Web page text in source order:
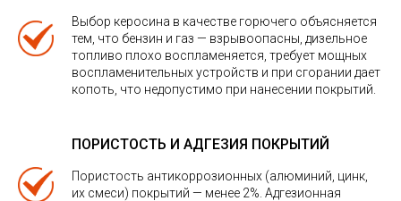
Выбор керосина в качестве горючего объясняется
тем, что бензин и газ — взрывоопасны, дизельное
топливо плохо воспламеняется, требует мощных
воспламенительных устройств и при сгорании дает
копоть, что недопустимо при нанесении покрытий.
ПОРИСТОСТЬ И АДГЕЗИЯ ПОКРЫТИЙ
Пористость антикоррозионных (алюминий, цинк,
их смеси) покрытий — менее 2%. Адгезионная